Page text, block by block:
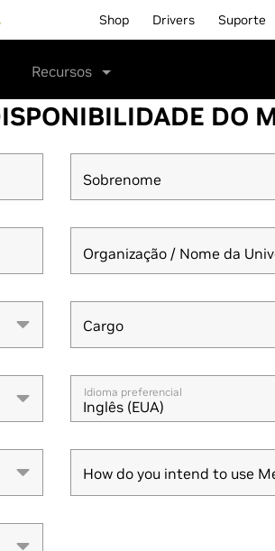
Shop Drivers Suporte
Recursos
DO
Sobrenome
Organização / Nome da
Cargo
Cargo
Idioma preferencial
Inglês (EUA)
How do you intend to use
How do you intend to use